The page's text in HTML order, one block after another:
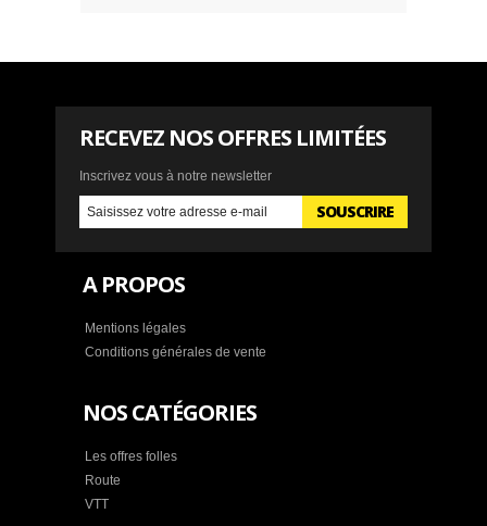
RECEVEZ NOS OFFRES LIMITÉES
Inscrivez vous à notre newsletter
SOUSCRIRE
A PROPOS
Mentions légales
Conditions générales de vente
NOS CATÉGORIES
Les offres folles
Route
VTT